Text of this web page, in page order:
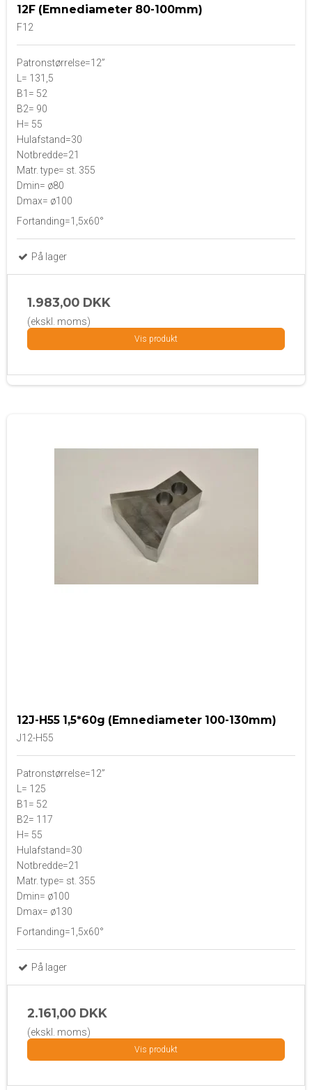
12F (Emnediameter 80-100mm)
F12
Patronstørrelse=12”
L= 131,5
B1= 52
B2= 90
H= 55
Hulafstand=30
Notbredde=21
Matr. type= st. 355
Dmin= ø80
Dmax= ø100
Fortanding=1,5x60°
På lager
1.983,00 DKK
(ekskl. moms)
Vis produkt
12J-H55 1,5*60g (Emnediameter 100-130mm)
J12-H55
Patronstørrelse=12”
L= 125
B1= 52
B2= 117
H= 55
Hulafstand=30
Notbredde=21
Matr. type= st. 355
Dmin= ø100
Dmax= ø130
Fortanding=1,5x60°
På lager
2.161,00 DKK
(ekskl. moms)
Vis produkt